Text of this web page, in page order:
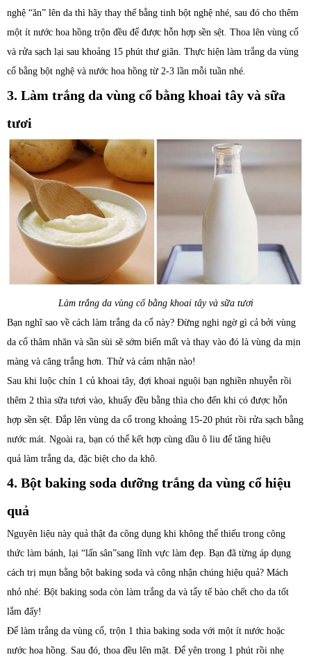
nghệ “ăn” lên da thì hãy thay thế bằng tinh bột nghệ nhé, sau đó cho thêm
một ít nước hoa hồng trộn đều để được hỗn hợp sền sệt. Thoa lên vùng cổ
và rửa sạch lại sau khoảng 15 phút thư giãn. Thực hiện làm trắng da vùng
cổ bằng bột nghệ và nước hoa hồng từ 2-3 lần mỗi tuần nhé.
3. Làm trắng da vùng cổ bằng khoai tây và sữa
tươi
Làm trắng da vùng cổ bằng khoai tây và sữa tươi
Bạn nghĩ sao về cách làm trắng da cổ này? Đừng nghi ngờ gì cả bởi vùng
da cổ thâm nhăn và sần sùi sẽ sớm biến mất và thay vào đó là vùng da mịn
màng và căng trắng hơn. Thử và cảm nhận nào!
Sau khi luộc chín 1 củ khoai tây, đợi khoai nguội bạn nghiền nhuyễn rồi
thêm 2 thìa sữa tươi vào, khuấy đều bằng thìa cho đến khi có được hỗn
hợp sền sệt. Đắp lên vùng da cổ trong khoảng 15-20 phút rồi rửa sạch bằng
nước mát. Ngoài ra, bạn có thể kết hợp cùng dầu ô liu để tăng hiệu
quả làm trắng da, đặc biệt cho da khô.
4. Bột baking soda dưỡng trắng da vùng cổ hiệu
quả
Nguyên liệu này quả thật đa công dụng khi không thể thiếu trong công
thức làm bánh, lại “lấn sân”sang lĩnh vực làm đẹp. Bạn đã từng áp dụng
cách trị mụn bằng bột baking soda và công nhận chúng hiệu quả? Mách
nhỏ nhé: Bột baking soda còn làm trắng da và tẩy tế bào chết cho da tốt
lắm đấy!
Để làm trắng da vùng cổ, trộn 1 thìa baking soda với một ít nước hoặc
nước hoa hồng. Sau đó, thoa đều lên mặt. Để yên trong 1 phút rồi nhẹ